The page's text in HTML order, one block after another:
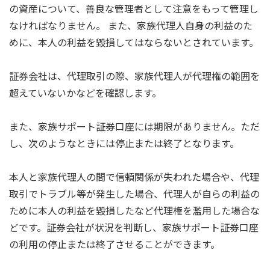
の資産について、善良な管理者として注意をもって管理し
なければなりません。 また、家族代理人自身の利益のた
めに、本人の利益を毀損してはならないとされています。
証券会社は、代理取引の際、家族代理人が代理権の範囲を
超えていないかなどを確認します。
また、家族サポート証券口座には期限がありません。ただ
し、次のようなときには停止または終了となります。
本人と家族代理人の間で信頼関係が失われた場合や、代理
取引でトラブル等が発生した場合、代理人が自らの利益の
ために本人の利益を毀損したなど代理権を濫用した場合な
どです。証券会社が状況を判断し、家族サポート証券口座
の利用の停止または終了させることができます。